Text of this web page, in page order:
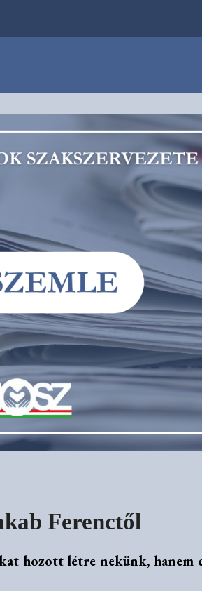
Ferenctől
hozott létre nekünk, hanem